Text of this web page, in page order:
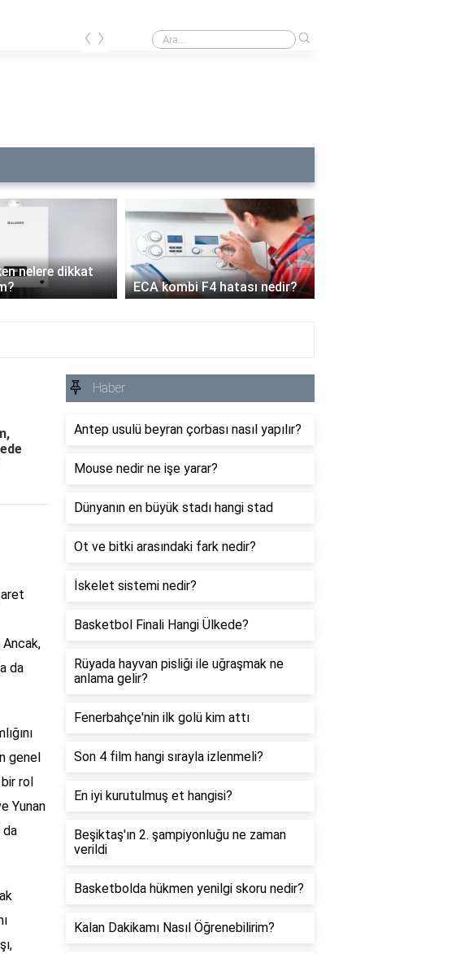
Beyaz rengin tüm renkleri taşıdığını nasıl anlarsınız?
‹ ›
nelere dikkat
ECA kombi F4 hatası nedir?
›
da
genel
rol
Yunan
da
Haber
Antep usulü beyran çorbası nasıl yapılır?
Mouse nedir ne işe yarar?
Dünyanın en büyük stadı hangi stad
Ot ve bitki arasındaki fark nedir?
İskelet sistemi nedir?
Basketbol Finali Hangi Ülkede?
Rüyada hayvan pisliği ile uğraşmak ne
anlama gelir?
Fenerbahçe'nin ilk golü kim attı
Son 4 film hangi sırayla izlenmeli?
En iyi kurutulmuş et hangisi?
Beşiktaş'ın 2. şampiyonluğu ne zaman
verildi
Basketbolda hükmen yenilgi skoru nedir?
Kalan Dakikamı Nasıl Öğrenebilirim?